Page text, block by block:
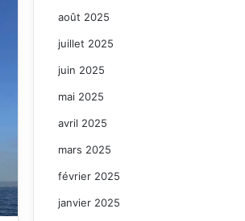
août 2025
juillet 2025
juin 2025
mai 2025
avril 2025
mars 2025
février 2025
janvier 2025